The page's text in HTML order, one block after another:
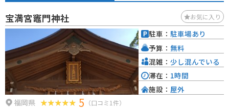
宝満宮竈門神社 お気に入り
福岡県 5 （口コミ1件）
駐車： 駐車場あり
予算： 無料
混雑： 少し混んでいる
滞在： 1時間
施設： 屋外